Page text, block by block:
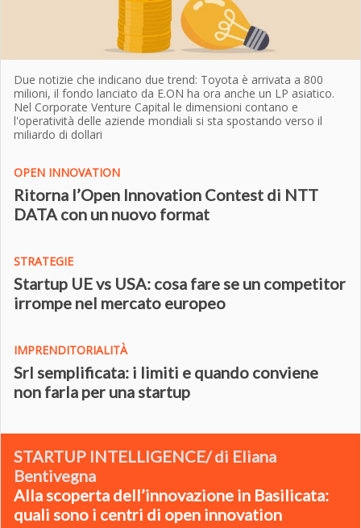
Due notizie che indicano due trend: Toyota è arrivata a 800
milioni, il fondo lanciato da E.ON ha ora anche un LP asiatico.
Nel Corporate Venture Capital le dimensioni contano e
l'operatività delle aziende mondiali si sta spostando verso il
miliardo di dollari
OPEN INNOVATION
Ritorna l’Open Innovation Contest di NTT
DATA con un nuovo format
STRATEGIE
Startup UE vs USA: cosa fare se un competitor
irrompe nel mercato europeo
IMPRENDITORIALITÀ
Srl semplificata: i limiti e quando conviene
non farla per una startup
STARTUP INTELLIGENCE/ di Eliana
Bentivegna
Alla scoperta dell’innovazione in Basilicata:
quali sono i centri di open innovation